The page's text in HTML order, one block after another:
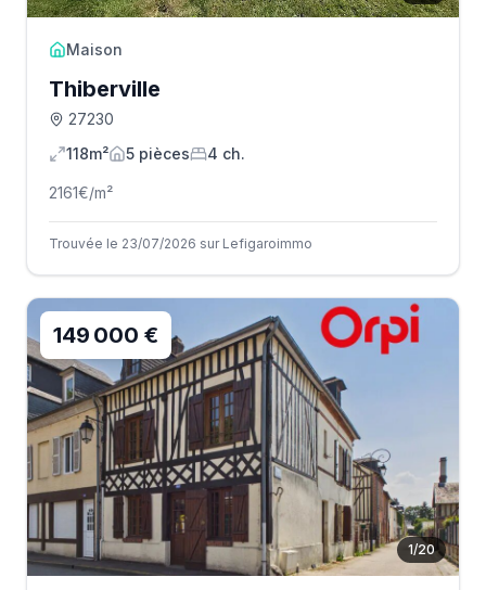
Maison
Thiberville
27230
118m²
5 pièces 4 ch.
2161€/m²
Trouvée le 23/07/2026 sur Lefigaroimmo
1/20
149 000 €